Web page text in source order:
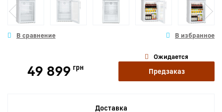
49 899 грн
Ожидается
Предзаказ
Доставка